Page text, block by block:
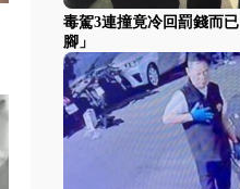
毒駕3連撞竟冷回罰錢而
腳」